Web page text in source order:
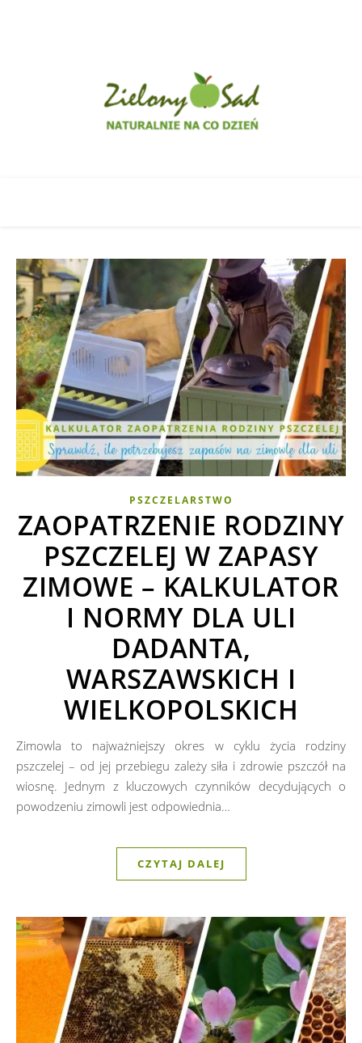
PSZCZELARSTWO
ZAOPATRZENIE RODZINY
PSZCZELEJ W ZAPASY
ZIMOWE – KALKULATOR
I NORMY DLA ULI
DADANTA,
WARSZAWSKICH I
WIELKOPOLSKICH
Zimowla to najważniejszy okres w cyklu życia rodziny
pszczelej – od jej przebiegu zależy siła i zdrowie pszczół na
wiosnę. Jednym z kluczowych czynników decydujących o
powodzeniu zimowli jest odpowiednia…
CZYTAJ DALEJ